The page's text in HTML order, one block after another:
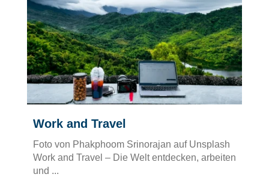
Work and Travel
Foto von Phakphoom Srinorajan auf Unsplash
Work and Travel – Die Welt entdecken, arbeiten
und ...